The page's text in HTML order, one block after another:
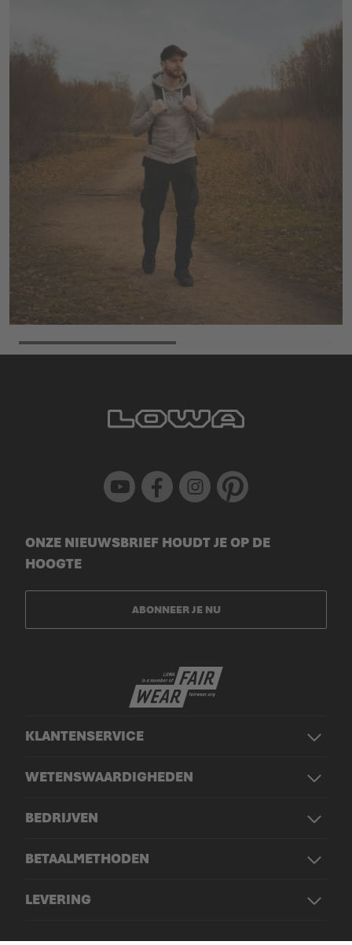
Youtube Facebook Instagram Pinterest
KLANTENSERVICE
WETENSWAARDIGHEDEN
BEDRIJVEN
BETAALMETHODEN
LEVERING
ONZE NIEUWSBRIEF HOUDT JE OP DE
HOOGTE
ABONNEER JE NU